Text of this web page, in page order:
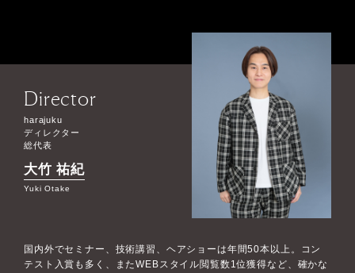
Director
harajuku
ディレクター
総代表
大竹 祐紀
Yuki Otake
国内外でセミナー、技術講習、ヘアショーは年間50本以上。コン
テスト入賞も多く、またWEBスタイル閲覧数1位獲得など、確かな